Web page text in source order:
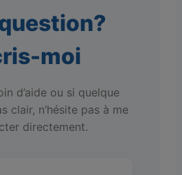
moi
d’aide ou si quelque
clair, n’hésite pas à me
directement.